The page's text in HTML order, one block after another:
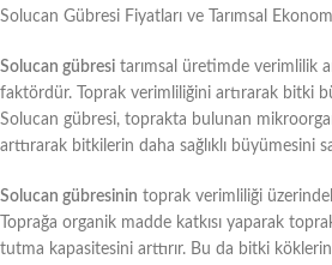
Solucan Gübresi Fiyatları ve Tarımsal
Solucan gübresi tarımsal üretimde verimlilik
faktördür. Toprak verimliliğini artırarak bitki
Solucan gübresi, toprakta bulunan
arttırarak bitkilerin daha sağlıklı büyümesini
Solucan gübresinin toprak verimliliği
Toprağa organik madde katkısı yaparak
tutma kapasitesini arttırır. Bu da bitki